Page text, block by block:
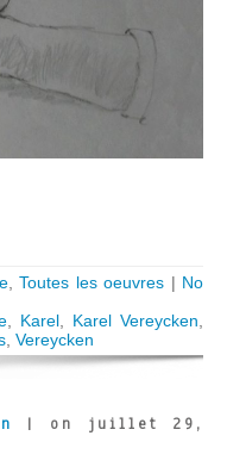
, Toutes les oeuvres | No
, Karel, Karel Vereycken,
, Vereycken
| on juillet 29,